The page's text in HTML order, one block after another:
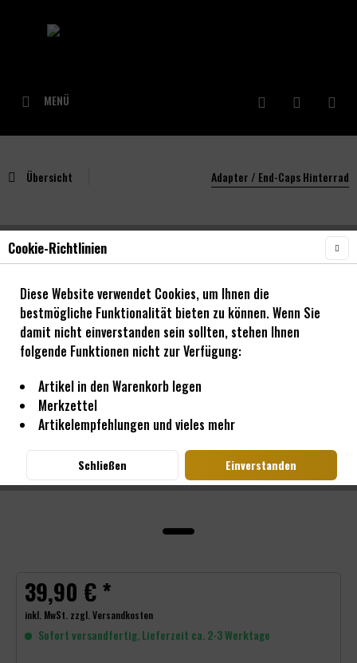
MENÜ
Übersicht Adapter / End-Caps Hinterrad
NOA BL-EVO 01 & 03 135/10mm Bolt-In
Achse
39,90 € *
inkl. MwSt. zzgl. Versandkosten
Sofort versandfertig, Lieferzeit ca. 2-3 Werktage
Cookie-Richtlinien
Diese Website verwendet Cookies, um Ihnen die
bestmögliche Funktionalität bieten zu können. Wenn Sie
damit nicht einverstanden sein sollten, stehen Ihnen
folgende Funktionen nicht zur Verfügung:
Artikel in den Warenkorb legen
Merkzettel
Artikelempfehlungen und vieles mehr
Einverstanden
Schließen